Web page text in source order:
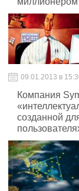
09.01.2013 в
Компания
созданной